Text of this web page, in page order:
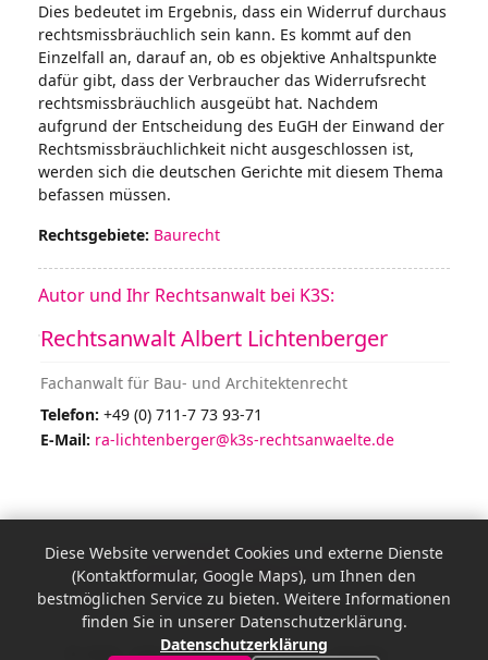
Dies bedeutet im Ergebnis, dass ein Widerruf durchaus
rechtsmissbräuchlich sein kann. Es kommt auf den
Einzelfall an, darauf an, ob es objektive Anhaltspunkte
dafür gibt, dass der Verbraucher das Widerrufsrecht
rechtsmissbräuchlich ausgeübt hat. Nachdem
aufgrund der Entscheidung des EuGH der Einwand der
Rechtsmissbräuchlichkeit nicht ausgeschlossen ist,
werden sich die deutschen Gerichte mit diesem Thema
befassen müssen.
Rechtsgebiete: Baurecht
Autor und Ihr Rechtsanwalt bei K3S:
Rechtsanwalt Albert Lichtenberger
Fachanwalt für Bau- und Architektenrecht
Telefon: +49 (0) 711-7 73 93-71
E-Mail: ra-lichtenberger@k3s-rechtsanwaelte.de
Impressum
Datenschutzerklärung
Cookie-Einstellungen
© 2026 - K3S Rechtsanwälte Straub, Staufer,
Diese Website verwendet Cookies und externe Dienste
(Kontaktformular, Google Maps), um Ihnen den
bestmöglichen Service zu bieten. Weitere Informationen
finden Sie in unserer Datenschutzerklärung.
Datenschutzerklärung